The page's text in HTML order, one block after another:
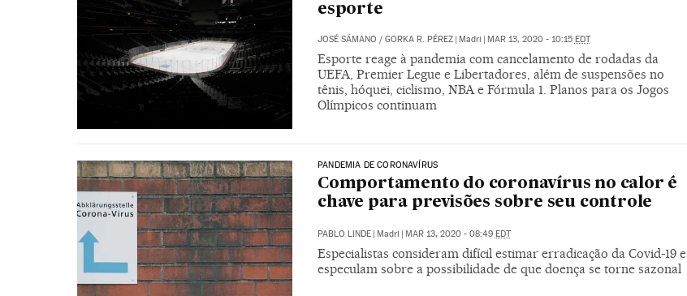
esporte
JOSÉ SÁMANO / GORKA R. PÉREZ | Madri | MAR 13, 2020 - 10:15 EDT
Esporte reage à pandemia com cancelamento de rodadas da
UEFA, Premier Legue e Libertadores, além de suspensões no
tênis, hóquei, ciclismo, NBA e Fórmula 1. Planos para os Jogos
Olímpicos continuam
PANDEMIA DE CORONAVÍRUS
Comportamento do coronavírus no calor é
chave para previsões sobre seu controle
PABLO LINDE Madri MAR 13, 2020 - 08:49 EDT
Especialistas consideram difícil estimar erradicação da Covid-19 e
especulam sobre a possibilidade de que doença se torne sazonal